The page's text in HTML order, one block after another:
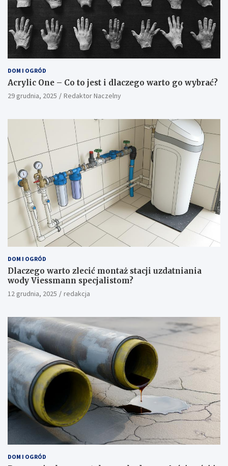
DOM I OGRÓD
Acrylic One – Co to jest i dlaczego warto go wybrać?
29 grudnia, 2025 Redaktor Naczelny
DOM I OGRÓD
Dlaczego warto zlecić montaż stacji uzdatniania
wody Viessmann specjalistom?
12 grudnia, 2025 redakcja
DOM I OGRÓD